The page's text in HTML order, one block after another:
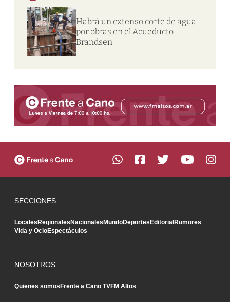
Habrá un extenso corte de agua
por obras en el Acueducto
Brandsen
SECCIONES
LocalesRegionalesNacionalesMundoDeportesEditorialRumores
Vida y OcioEspectáculos
NOSOTROS
Quienes somosFrente a Cano TVFM Altos